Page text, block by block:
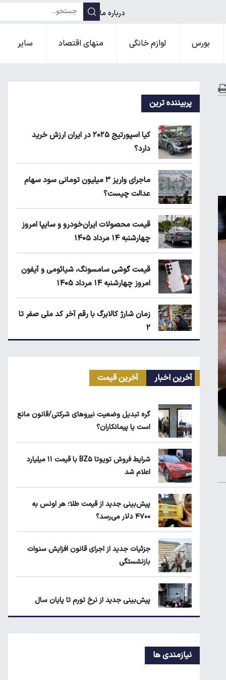
درباره ما
بورس لوازم خانگی منهای اقتصاد سایر
پربیننده ترین
کیا اسپورتیج ۲۰۲۵ در ایران ارزش خرید
دارد؟
ماجرای واریز ۳ میلیون تومانی سود سهام
عدالت چیست؟
قیمت محصولات ایران‌خودرو و سایپا امروز
چهارشنبه ۱۴ مرداد ۱۴۰۵
قیمت گوشی سامسونگ، شیائومی و آیفون
امروز چهارشنبه ۱۴ مرداد ۱۴۰۵
زمان شارژ کالابرگ با رقم آخر کد ملی صفر تا
۲
چقدر است؟
بلاگرهای پردرآمد مشمول مالیات هستند
ماجرای محدودیت گوشت برزیلی در اروپا
مرداد ۱۴۰۵
بازنشستگی
آخرین اخبار آخرین قیمت
گره تبدیل وضعیت نیروهای شرکتی/قانون مانع
است یا پیمانکاران؟
شرایط فروش تویوتا BZ۵ با قیمت ۱۱ میلیارد
اعلام شد
پیش‌بینی جدید از قیمت طلا؛ هر اونس به
۴۷۰۰ دلار می‌رسد؟
جزئیات جدید از اجرای قانون افزایش سنوات
بازنشستگی
پیش‌بینی جدید از نرخ تورم تا پایان سال
نیازمندی ها